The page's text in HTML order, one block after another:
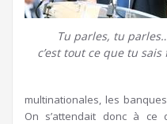
Tu parles, tu
c’est tout ce que tu sais
multinationales, les
On s’attendait donc à ce